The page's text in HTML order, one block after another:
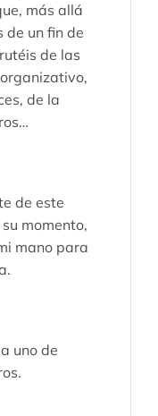
más allá
de un fin de
de las
de la
de este
momento,
mano para
uno de